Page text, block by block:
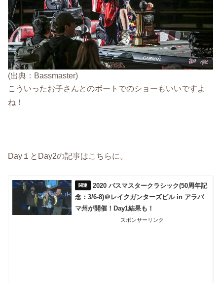
(出典：Bassmaster)
こういったお子さんとのボートでのショーもいいですよ
ね！
Day１とDay2の記事はこちらに。
2020 バスマスタークラシック(50周年記
念：3/6-8)＠レイクガンターズビル in アラバ
マ州が開催！Day1結果も！
スポンサーリンク